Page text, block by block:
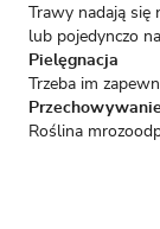
Trawy nadają
lub pojedynczo
Pielęgnacja
Trzeba im
Przechowywanie
Roślina